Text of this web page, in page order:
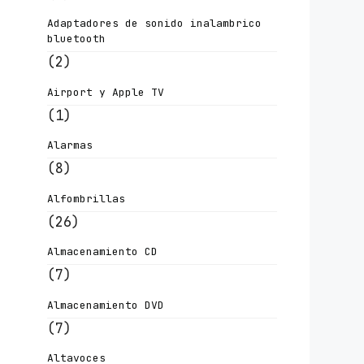
Adaptadores de sonido inalambrico
bluetooth
(2)
Airport y Apple TV
(1)
Alarmas
(8)
Alfombrillas
(26)
Almacenamiento CD
(7)
Almacenamiento DVD
(7)
Altavoces